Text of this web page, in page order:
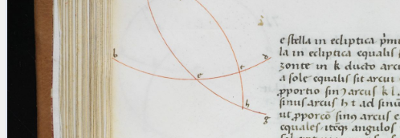
(the underscore) is the placeholder
for exactly one character.
(the percent sign) is the
placeholder for no, one or more
than one character.
(two percent signs) is the
placeholder for no, one or more
🔎︎
Project
Team